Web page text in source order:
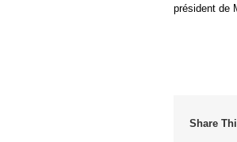
président de
Share